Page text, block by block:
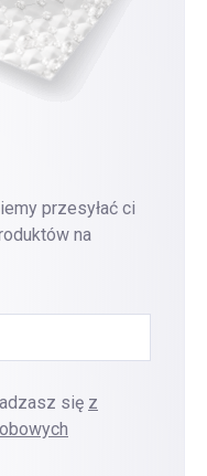
przesyłać ci
na
się z